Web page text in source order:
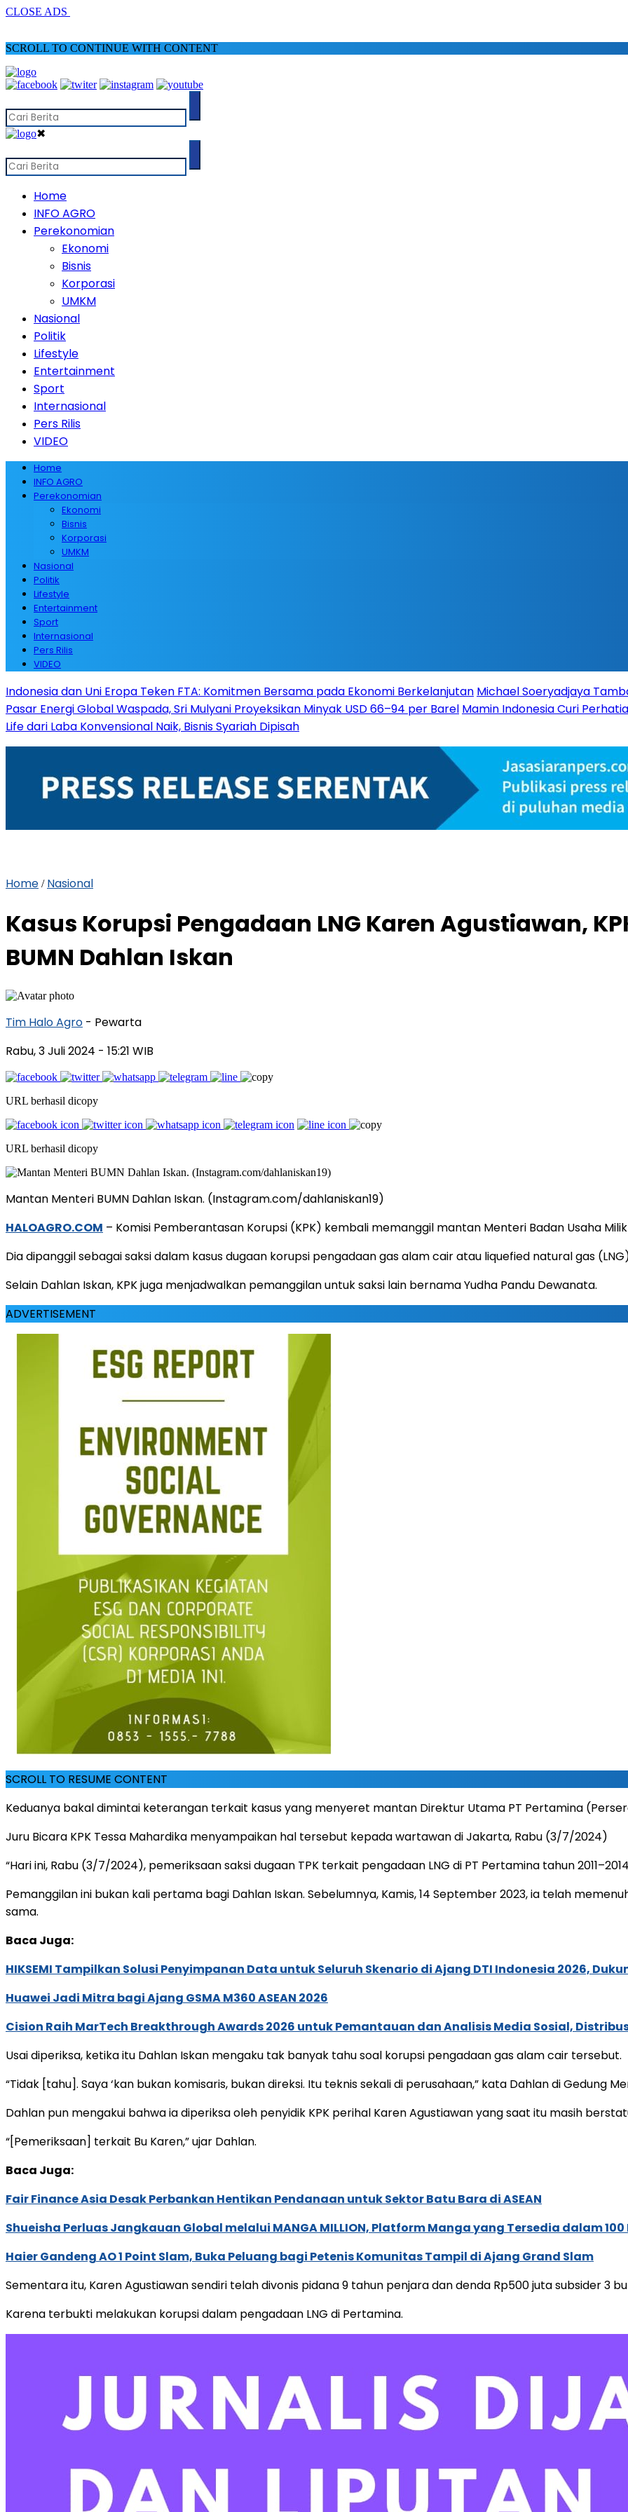
CLOSE ADS
SCROLL TO CONTINUE WITH CONTENT
✖
Home
INFO AGRO
Perekonomian
Ekonomi
Bisnis
Korporasi
UMKM
Nasional
Politik
Lifestyle
Entertainment
Sport
Internasional
Pers Rilis
VIDEO
Home
INFO AGRO
Perekonomian
Ekonomi
Bisnis
Korporasi
UMKM
Nasional
Politik
Lifestyle
Entertainment
Sport
Internasional
Pers Rilis
VIDEO
Indonesia dan Uni Eropa Teken FTA: Komitmen Bersama pada Ekonomi Berkelanjutan Michael Soeryadjaya
Pasar Energi Global Waspada, Sri Mulyani Proyeksikan Minyak USD 66–94 per Barel Mamin Indonesia Curi
Life dari Laba Konvensional Naik, Bisnis Syariah Dipisah
Home / Nasional
Kasus Korupsi Pengadaan LNG Karen Agustiawan,
BUMN Dahlan Iskan
Tim Halo Agro - Pewarta
Rabu, 3 Juli 2024 - 15:21 WIB
URL berhasil dicopy
URL berhasil dicopy
Mantan Menteri BUMN Dahlan Iskan. (Instagram.com/dahlaniskan19)
HALOAGRO.COM – Komisi Pemberantasan Korupsi (KPK) kembali memanggil mantan Menteri Badan Usaha
Dia dipanggil sebagai saksi dalam kasus dugaan korupsi pengadaan gas alam cair atau liquefied natural gas
Selain Dahlan Iskan, KPK juga menjadwalkan pemanggilan untuk saksi lain bernama Yudha Pandu Dewanata.
ADVERTISEMENT
SCROLL TO RESUME CONTENT
Keduanya bakal dimintai keterangan terkait kasus yang menyeret mantan Direktur Utama PT Pertamina
Juru Bicara KPK Tessa Mahardika menyampaikan hal tersebut kepada wartawan di Jakarta, Rabu (3/7/2024)
“Hari ini, Rabu (3/7/2024), pemeriksaan saksi dugaan TPK terkait pengadaan LNG di PT Pertamina tahun
Pemanggilan ini bukan kali pertama bagi Dahlan Iskan. Sebelumnya, Kamis, 14 September 2023, ia telah
sama.
Baca Juga:
HIKSEMI Tampilkan Solusi Penyimpanan Data untuk Seluruh Skenario di Ajang DTI Indonesia 2026,
Huawei Jadi Mitra bagi Ajang GSMA M360 ASEAN 2026
Cision Raih MarTech Breakthrough Awards 2026 untuk Pemantauan dan Analisis Media Sosial,
Usai diperiksa, ketika itu Dahlan Iskan mengaku tak banyak tahu soal korupsi pengadaan gas alam cair tersebut.
“Tidak [tahu]. Saya ‘kan bukan komisaris, bukan direksi. Itu teknis sekali di perusahaan,” kata Dahlan di Gedung
Dahlan pun mengakui bahwa ia diperiksa oleh penyidik KPK perihal Karen Agustiawan yang saat itu masih
“[Pemeriksaan] terkait Bu Karen,” ujar Dahlan.
Baca Juga:
Fair Finance Asia Desak Perbankan Hentikan Pendanaan untuk Sektor Batu Bara di ASEAN
Shueisha Perluas Jangkauan Global melalui MANGA MILLION, Platform Manga yang Tersedia dalam
Haier Gandeng AO 1 Point Slam, Buka Peluang bagi Petenis Komunitas Tampil di Ajang Grand Slam
Sementara itu, Karen Agustiawan sendiri telah divonis pidana 9 tahun penjara dan denda Rp500 juta subsider 3
Karena terbukti melakukan korupsi dalam pengadaan LNG di Pertamina.